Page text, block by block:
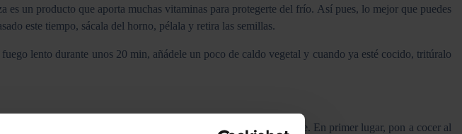
un producto que aporta muchas vitaminas para protegerte del frío. Así pues, lo mejor que puedes
este tiempo, sácala del horno, pélala y retira las semillas.
lento durante unos 20 min, añádele un poco de caldo vegetal y cuando ya esté cocido, tritúralo
que siempre apetece. Solo necesitas un boniato y crema de leche. En primer lugar, pon a cocer al